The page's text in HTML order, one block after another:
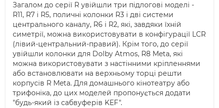
Загалом до серії R увійшли три підлогові моделі -
R11, R7 і R5, поличні колонки R3 і дві системи
центрального каналу, R6 і R2, які, завдяки їхній
симетрії, можна використовувати в конфігурації LCR
(лівий-центральний-правий). Крім того, до серії
увійшли колонки для Dolby Atmos, R8 Meta, які
можна використовувати з настінними кріпленнями
або встановлювати на верхньому торці решти
корпусів R Meta. Для домашнього кінотеатру або
трифоніка, до цих моделей пропонується додати
"будь-який із сабвуферів KEF".